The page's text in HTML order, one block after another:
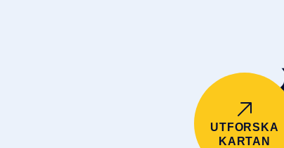
UTFORSKA
KARTAN